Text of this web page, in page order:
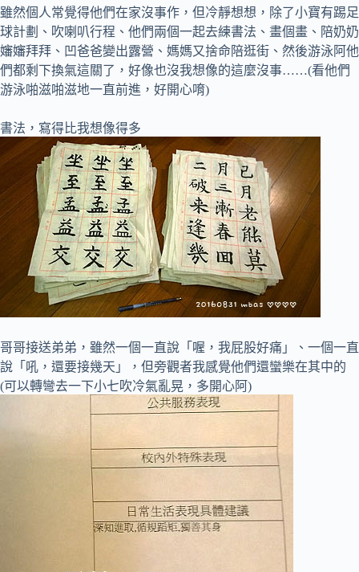
雖然個人常覺得他們在家沒事作，但冷靜想想，除了小寶有踢足
球計劃、吹喇叭行程、他們兩個一起去練書法、畫個畫、陪奶奶
嬸嬸拜拜、凹爸爸變出露營、媽媽又捨命陪逛街、然後游泳阿他
們都剩下換氣這關了，好像也沒我想像的這麼沒事……(看他們
游泳啪滋啪滋地一直前進，好開心唷)
書法，寫得比我想像得多
哥哥接送弟弟，雖然一個一直說「喔，我屁股好痛」、一個一直
說「吼，還要接幾天」，但旁觀者我感覺他們還蠻樂在其中的
(可以轉彎去一下小七吹冷氣亂晃，多開心阿)